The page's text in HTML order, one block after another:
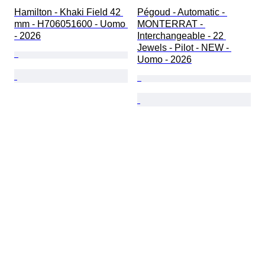
Hamilton - Khaki Field 42
mm - H706051600 - Uomo
- 2026
Pégoud - Automatic -
MONTERRAT -
Interchangeable - 22
Jewels - Pilot - NEW -
Uomo - 2026